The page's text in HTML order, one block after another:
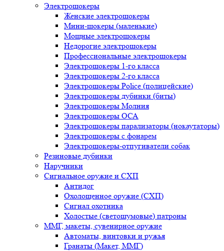
Электрошокеры
Женские электрошокеры
Мини-шокеры (маленькие)
Мощные электрошокеры
Недорогие электрошокеры
Профессиональные электрошокеры
Электрошокеры 1-го класса
Электрошокеры 2-го класса
Электрошокеры Police (полицейские)
Электрошокеры дубинки (биты)
Электрошокеры Молния
Электрошокеры ОСА
Электрошокеры парализаторы (нокаутаторы)
Электрошокеры с фонарем
Электрошокеры-отпугиватели собак
Резиновые дубинки
Наручники
Сигнальное оружие и СХП
Антидог
Охолощенное оружие (СХП)
Сигнал охотника
Холостые (светошумовые) патроны
ММГ, макеты, сувенирное оружие
Автоматы, винтовки и ружья
Гранаты (Макет, ММГ)